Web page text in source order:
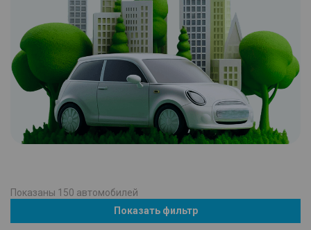
Показаны 150 автомобилей
Показать фильтр